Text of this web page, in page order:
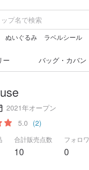
ぬいぐるみ ラベルシール
ー バッグ・カバン
2021年オープン
5.0 (2)
合計販売点数
10
フォロ
0